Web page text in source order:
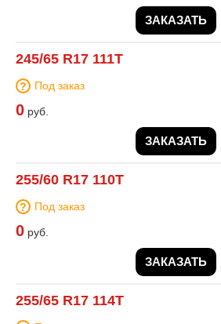
ЗАКАЗАТЬ
245/65 R17 111T
Под заказ
0 руб.
ЗАКАЗАТЬ
255/60 R17 110T
Под заказ
0 руб.
ЗАКАЗАТЬ
255/65 R17 114T